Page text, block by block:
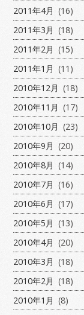
2011年4月 (16)
2011年3月 (18)
2011年2月 (15)
2011年1月 (11)
2010年12月 (18)
2010年11月 (17)
2010年10月 (23)
2010年9月 (20)
2010年8月 (14)
2010年7月 (16)
2010年6月 (17)
2010年5月 (13)
2010年4月 (20)
2010年3月 (18)
2010年2月 (18)
2010年1月 (8)